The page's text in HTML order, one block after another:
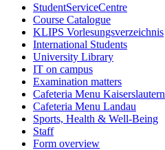
StudentServiceCentre
Course Catalogue
KLIPS Vorlesungsverzeichnis
International Students
University Library
IT on campus
Examination matters
Cafeteria Menu Kaiserslautern
Cafeteria Menu Landau
Sports, Health & Well-Being
Staff
Form overview